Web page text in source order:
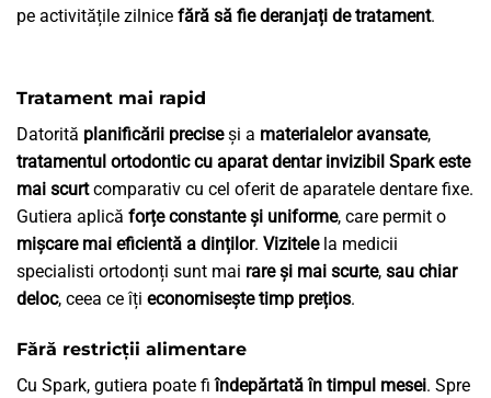
pe activitățile zilnice fără să fie deranjați de tratament.
Tratament mai rapid
Datorită planificării preciseși a materialelor avansate,
tratamentul ortodontic cu aparat dentar invizibil Spark este
mai scurtcomparativ cu cel oferit de aparatele dentare fixe.
Gutiera aplică forțe constante și uniforme, care permit o
mișcare mai eficientă a dinților. Vizitelela medicii
specialisti ortodonți sunt mai rare și mai scurte, sau chiar
deloc, ceea ce îți economisește timp prețios.
Fără restricții alimentare
Cu Spark, gutiera poate fiîndepărtată în timpul mesei. Spre